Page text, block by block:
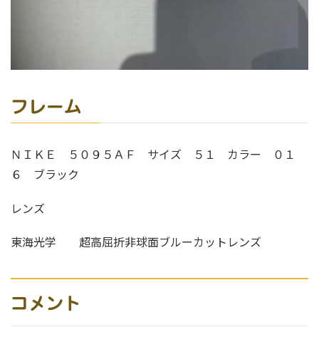
フレーム
ＮＩＫＥ ５０９５ＡＦ サイズ ５１ カラー ０１
６ ブラック
レンズ
東海光学 超高屈折非球面ブルーカットレンズ
コメント